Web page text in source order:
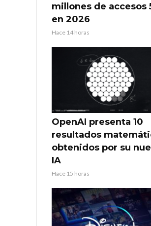
millones de accesos
en 2026
Hace 14 horas
OpenAI presenta 10
resultados
obtenidos por su
IA
Hace 15 horas